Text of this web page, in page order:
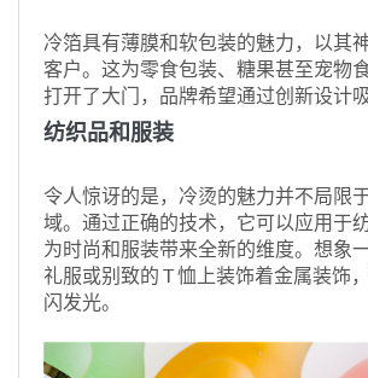
冷箔具有薄膜和软包装的魅力，以其
客户。这为零食包装、糖果甚至宠物
打开了大门，品牌希望通过创新设计吸
纺织品和服装
令人惊讶的是，冷烫的魅力并不局限
域。通过正确的技术，它可以应用于
为时尚和服装带来全新的维度。想象
礼服或别致的 T 恤上装饰着金属装饰
闪发光。